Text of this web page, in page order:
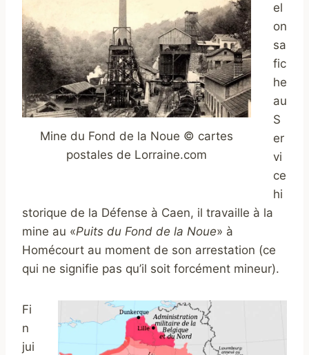
Mine du Fond de la Noue © cartes
postales de Lorraine.com
el
on
sa
fic
he
au
S
er
vi
ce
hi
storique de la Défense à Caen, il travaille à la
mine au «Puits du Fond de la Noue» à
Homécourt au moment de son arrestation (ce
qui ne signifie pas qu’il soit forcément mineur).
Fi
n
jui